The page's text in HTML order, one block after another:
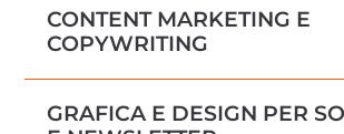
CONTENT MARKETING E
COPYWRITING
GRAFICA E DESIGN PER